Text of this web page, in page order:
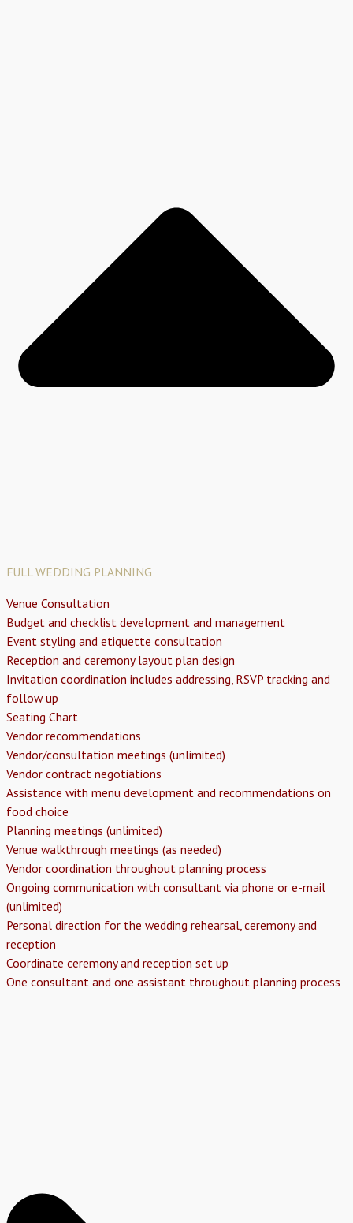
FULL WEDDING PLANNING
Venue Consultation
Budget and checklist development and management
Event styling and etiquette consultation
Reception and ceremony layout plan design
Invitation coordination includes addressing, RSVP tracking and
follow up
Seating Chart
Vendor recommendations
Vendor/consultation meetings (unlimited)
Vendor contract negotiations
Assistance with menu development and recommendations on
food choice
Planning meetings (unlimited)
Venue walkthrough meetings (as needed)
Vendor coordination throughout planning process
Ongoing communication with consultant via phone or e-mail
(unlimited)
Personal direction for the wedding rehearsal, ceremony and
reception
Coordinate ceremony and reception set up
One consultant and one assistant throughout planning process